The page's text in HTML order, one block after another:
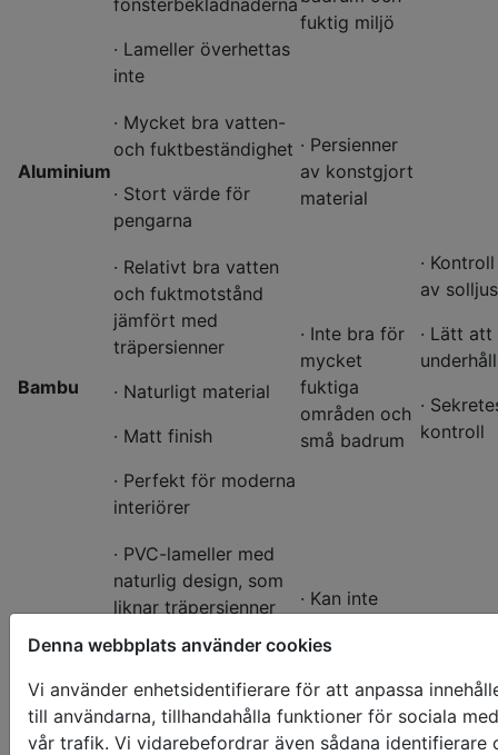
Denna webbplats använder cookies
Vi använder enhetsidentifierare för att anpassa
till användarna, tillhandahålla funktioner för sociala
vår trafik. Vi vidarebefordrar även sådana identifierare
· Lameller överhettas
inte
fuktig miljö
· Kontroll
av solljus
· Lätt att
·
kontroll
Aluminium
· Mycket bra vatten-
och fuktbeständighet
· Stort värde för
pengarna
· Persienner
av konstgjort
material
Bambu
· Relativt bra vatten
och fuktmotstånd
jämfört med
träpersienner
· Naturligt material
· Matt finish
· Perfekt för moderna
interiörer
· Inte bra för
mycket
fuktiga
områden och
små badrum
Fuskträ
· PVC-lameller med
naturlig design, som
liknar träpersienner
· Slitstarkt material
· Stort värde för
pengarna
· Kan inte
äkta trä till
100%